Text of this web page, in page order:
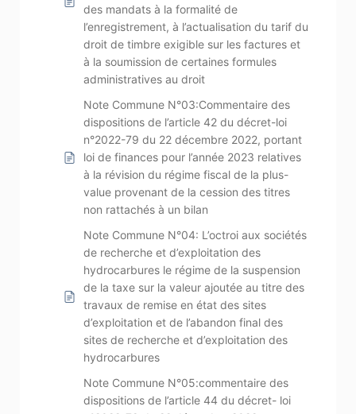
des mandats à la formalité de
l’enregistrement, à l’actualisation du tarif du
droit de timbre exigible sur les factures et
à la soumission de certaines formules
administratives au droit
Note Commune N°03:Commentaire des
dispositions de l’article 42 du décret-loi
n°2022-79 du 22 décembre 2022, portant
loi de finances pour l’année 2023 relatives
à la révision du régime fiscal de la plus-
value provenant de la cession des titres
non rattachés à un bilan
Note Commune N°04: L’octroi aux sociétés
de recherche et d’exploitation des
hydrocarbures le régime de la suspension
de la taxe sur la valeur ajoutée au titre des
travaux de remise en état des sites
d’exploitation et de l’abandon final des
sites de recherche et d’exploitation des
hydrocarbures
Note Commune N°05:commentaire des
dispositions de l’article 44 du décret- loi